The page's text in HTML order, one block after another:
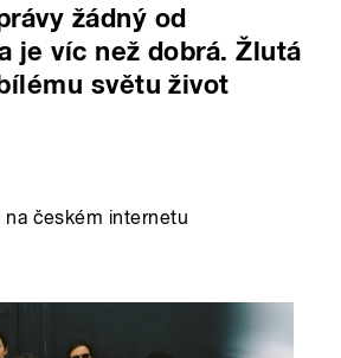
žádný od
je víc než dobrá. Žlutá
světu život
českém internetu